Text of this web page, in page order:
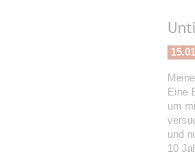
Eine
um
und
10